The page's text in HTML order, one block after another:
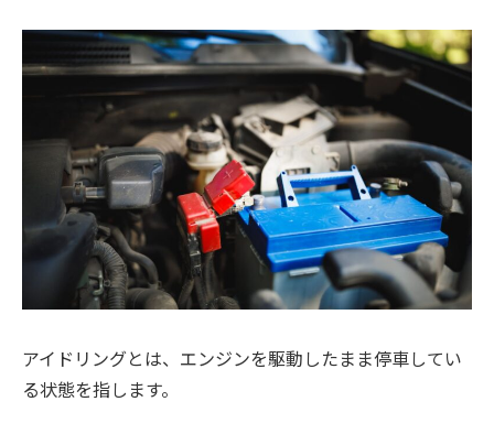
アイドリングとは、エンジンを駆動したまま停車してい
る状態を指します。